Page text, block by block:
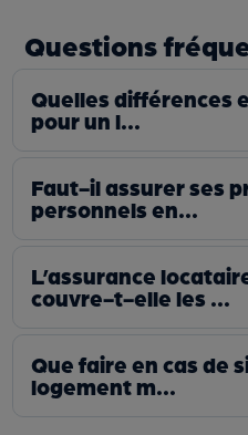
Questions
Quelles différences
pour un l...
Faut-il assurer ses
personnels en...
L’assurance
couvre-t-elle les ...
Que faire en cas de
logement m...